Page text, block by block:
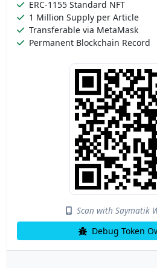
ERC-1155 Standard NFT
1 Million Supply per Article
Transferable via MetaMask
Permanent Blockchain Record
Scan with Saymatik
Debug Token